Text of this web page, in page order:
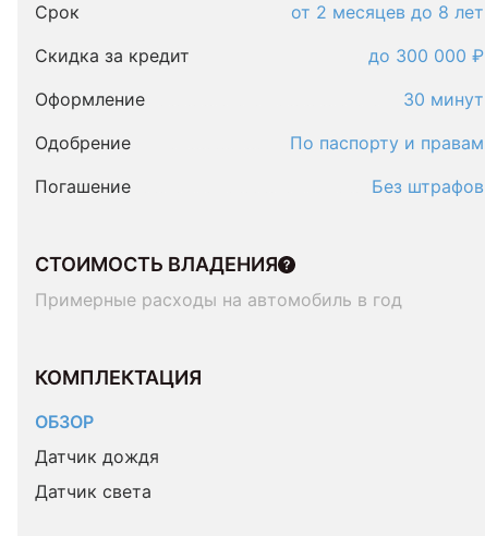
Срок
от 2 месяцев до 8 лет
Скидка за кредит
до 300 000 ₽
Оформление
30 минут
Одобрение
По паспорту и правам
Погашение
Без штрафов
СТОИМОСТЬ ВЛАДЕНИЯ
Примерные расходы на автомобиль в год
КОМПЛЕКТАЦИЯ
ОБЗОР
Датчик дождя
Датчик света